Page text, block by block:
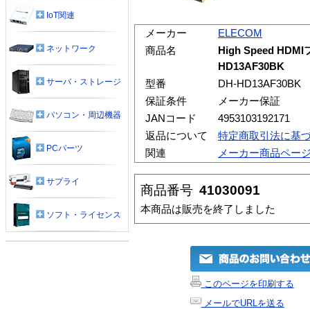
メーカー
ELECOM
商品名
High Speed HDMI
HD13AF30BK
型番
DH-HD13AF30BK
保証条件
メーカー保証
JANコード
4953103192171
返品について
特定商取引法に基
関連
メーカー商品ペー
商品番号 41030091
本商品は販売を終了しました
このページを印刷する
メールでURLを送る
IoT関連
ネットワーク
サーバ・ストレージ
パソコン・周辺機器
PCパーツ
サプライ
ソフト・ライセンス